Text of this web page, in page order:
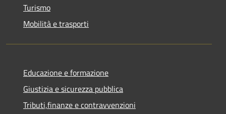
Turismo
Mobilità e trasporti
Educazione e formazione
Giustizia e sicurezza pubblica
Tributi,finanze e contravvenzioni